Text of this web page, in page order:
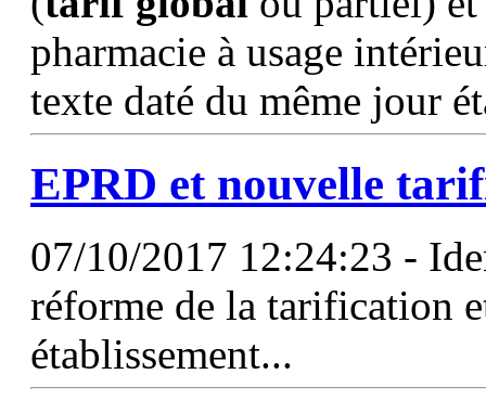
pharmacie à usage
texte daté du même jour
EPRD et nouvelle
07/10/2017 12:24:23 -
réforme de la tarification
établissement...